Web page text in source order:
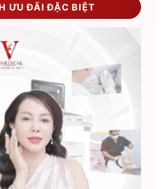
ƯU ĐÃI ĐẶC BIỆT